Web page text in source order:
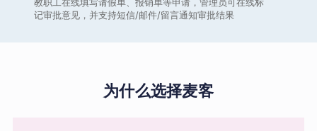
记审批意见，并支持短信/邮件/留言通知审批结果
为什么选择麦客